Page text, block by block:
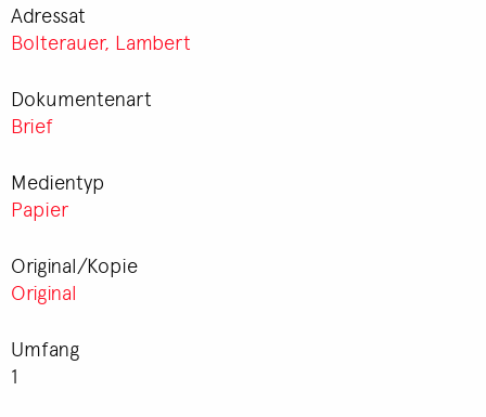
Adressat
Bolterauer, Lambert
Dokumentenart
Brief
Medientyp
Papier
Original/Kopie
Original
Umfang
1